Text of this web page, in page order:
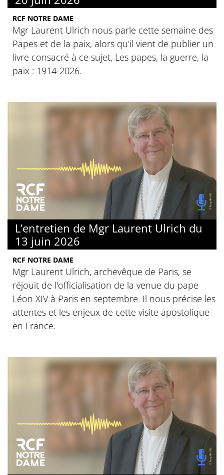
RCF NOTRE DAME
Mgr Laurent Ulrich nous parle cette semaine des
Papes et de la paix, alors qu'il vient de publier un
livre consacré à ce sujet, Les papes, la guerre, la
paix : 1914-2026.
L’entretien de Mgr Laurent Ulrich du
13 juin 2026
RCF NOTRE DAME
Mgr Laurent Ulrich, archevêque de Paris, se
réjouit de l'officialisation de la venue du pape
Léon XIV à Paris en septembre. Il nous précise les
attentes et les enjeux de cette visite apostolique
en France.